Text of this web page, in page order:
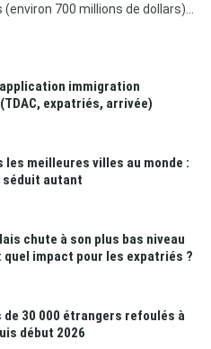
700 millions de dollars)...
immigration
expatriés, arrivée)
les meilleures villes au monde :
séduit autant
chute à son plus bas niveau
quel impact pour les expatriés ?
de 30 000 étrangers refoulés à
début 2026